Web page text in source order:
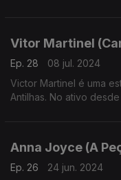
Vitor Martinel
Ep. 28
08 jul. 2024
Victor Martinel é uma
Antilhas. No ativo
Anna Joyce (A
Ep. 26
24 jun. 2024